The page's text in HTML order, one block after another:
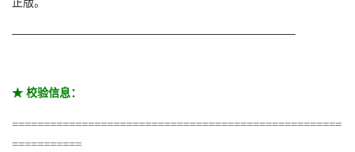
—————————————————————————–
★ 校验信息：
====================================================
===========